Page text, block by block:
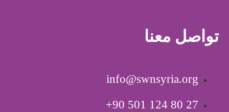
تواصل معنا
info@swnsyria.org
‎+90 501 124 80 27